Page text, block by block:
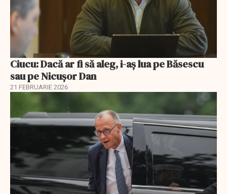
Ciucu: Dacă ar fi să aleg, i-aș lua pe Băsescu
sau pe Nicușor Dan
21 FEBRUARIE 2026